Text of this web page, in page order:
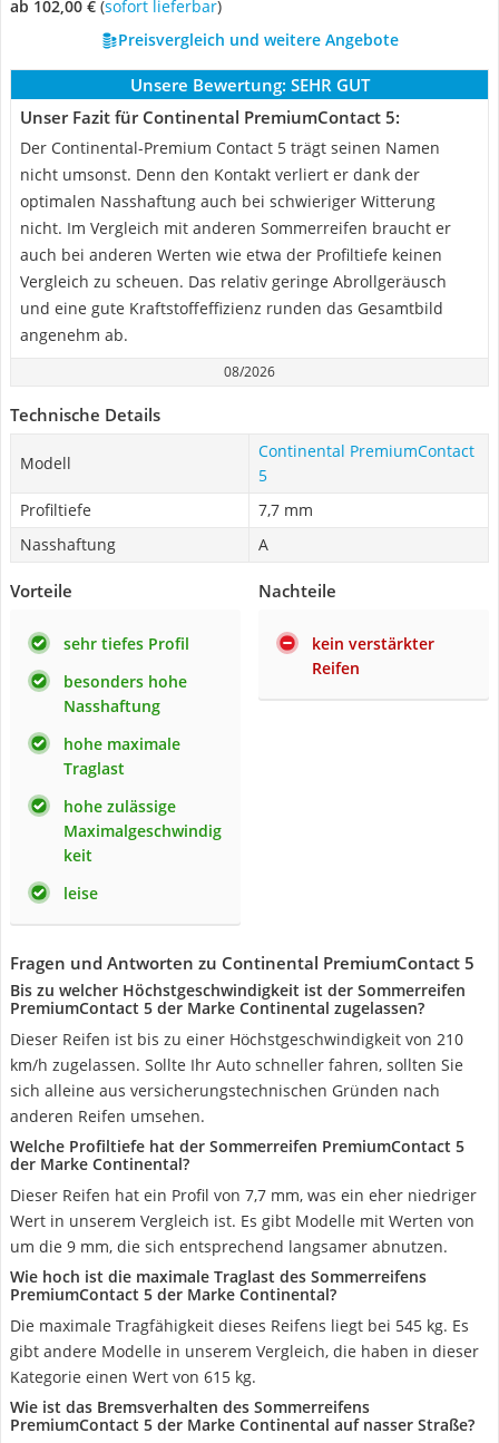
ab 102,00 € ( Sofort lieferbar)
Preisvergleich und weitere Angebote
Unsere Bewertung: SEHR GUT
Unser Fazit für Continental PremiumContact 5:
Der Continental-Premium Contact 5 trägt seinen Namen
nicht umsonst. Denn den Kontakt verliert er dank der
optimalen Nasshaftung auch bei schwieriger Witterung
nicht. Im Vergleich mit anderen Sommerreifen braucht er
auch bei anderen Werten wie etwa der Profiltiefe keinen
Vergleich zu scheuen. Das relativ geringe Abrollgeräusch
und eine gute Kraftstoffeffizienz runden das Gesamtbild
angenehm ab.
08/2026
Technische Details
Modell
Continental PremiumContact
5
Profiltiefe
7,7 mm
Nasshaftung
A
Vorteile
sehr tiefes Profil
besonders hohe
Nasshaftung
hohe maximale
Traglast
hohe zulässige
Maximalgeschwindig
keit
leise
Nachteile
kein verstärkter
Reifen
Fragen und Antworten zu Continental PremiumContact 5
Bis zu welcher Höchstgeschwindigkeit ist der Sommerreifen
PremiumContact 5 der Marke Continental zugelassen?
Dieser Reifen ist bis zu einer Höchstgeschwindigkeit von 210
km/h zugelassen. Sollte Ihr Auto schneller fahren, sollten Sie
sich alleine aus versicherungstechnischen Gründen nach
anderen Reifen umsehen.
Welche Profiltiefe hat der Sommerreifen PremiumContact 5
der Marke Continental?
Dieser Reifen hat ein Profil von 7,7 mm, was ein eher niedriger
Wert in unserem Vergleich ist. Es gibt Modelle mit Werten von
um die 9 mm, die sich entsprechend langsamer abnutzen.
Wie hoch ist die maximale Traglast des Sommerreifens
PremiumContact 5 der Marke Continental?
Die maximale Tragfähigkeit dieses Reifens liegt bei 545 kg. Es
gibt andere Modelle in unserem Vergleich, die haben in dieser
Kategorie einen Wert von 615 kg.
Wie ist das Bremsverhalten des Sommerreifens
PremiumContact 5 der Marke Continental auf nasser Straße?